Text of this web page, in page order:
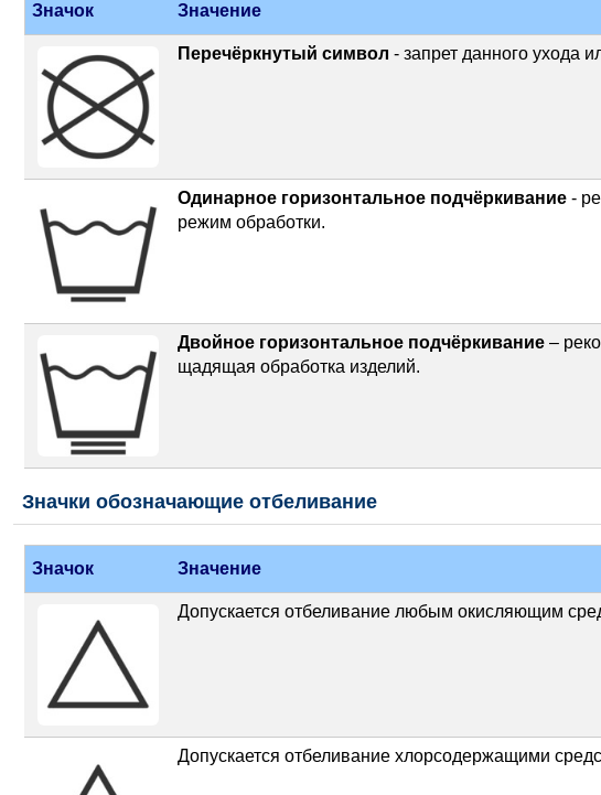
Значок Значение
Перечёркнутый символ - запрет данного ухода
Одинарное горизонтальное подчёркивание -
режим обработки.
Двойное горизонтальное подчёркивание –
щадящая обработка изделий.
Значки обозначающие отбеливание
Значок Значение
Допускается отбеливание любым окисляющим
Допускается отбеливание хлорсодержащими